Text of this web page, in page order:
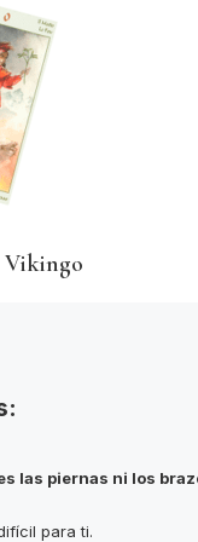
Vikingo
las piernas ni los
para ti.